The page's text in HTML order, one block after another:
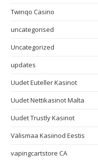
Twinqo Casino
uncategorised
Uncategorized
updates
Uudet Euteller Kasinot
Uudet Nettikasinot Malta
Uudet Trustly Kasinot
Välismaa Kasiinod Eestis
vapingcartstore CA